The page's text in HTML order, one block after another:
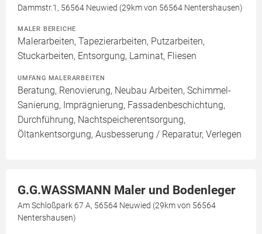
Dammstr.1, 56564 Neuwied (29km von 56564 Nentershausen)
MALER BEREICHE
Malerarbeiten, Tapezierarbeiten, Putzarbeiten,
Stuckarbeiten, Entsorgung, Laminat, Fliesen
UMFANG MALERARBEITEN
Beratung, Renovierung, Neubau Arbeiten, Schimmel-
Sanierung, Imprägnierung, Fassadenbeschichtung,
Durchführung, Nachtspeicherentsorgung,
Öltankentsorgung, Ausbesserung / Reparatur, Verlegen
G.G.WASSMANN Maler und Bodenleger
Am Schloßpark 67 A, 56564 Neuwied (29km von 56564
Nentershausen)